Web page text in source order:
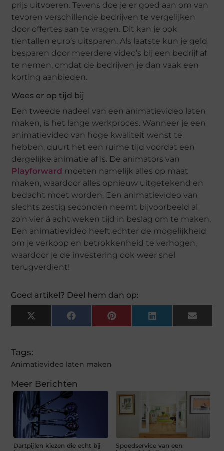
prijs uitvoeren. Tevens doe je er goed aan om van
tevoren verschillende bedrijven te vergelijken
door offertes aan te vragen. Dit kan je ook
tientallen euro’s uitsparen. Als laatste kun je geld
besparen door meerdere video’s bij een bedrijf af
te nemen, omdat de bedrijven je dan vaak een
korting aanbieden.
Wees er op tijd bij
Een tweede nadeel van een animatievideo laten
maken, is het lange werkproces. Wanneer je een
animatievideo van hoge kwaliteit wenst te
hebben, duurt het een ruime tijd voordat een
dergelijke animatie af is. De animators van
Playforward moeten namelijk alles op maat
maken, waardoor alles opnieuw uitgetekend en
bedacht moet worden. Een animatievideo van
slechts zestig seconden neemt bijvoorbeeld al
zo’n vier á acht weken tijd in beslag om te maken.
Een animatievideo heeft echter de mogelijkheid
om je verkoop en betrokkenheid te verhogen,
waardoor je de investering ook weer snel
terugverdient!
Goed artikel? Deel hem dan op:
X
(Twitter)
FacebookPinterestLinkedInEmail
Tags:
Animatievideo laten maken
Meer Berichten
Dartpijlen kiezen die echt bij
Spoedservice van een